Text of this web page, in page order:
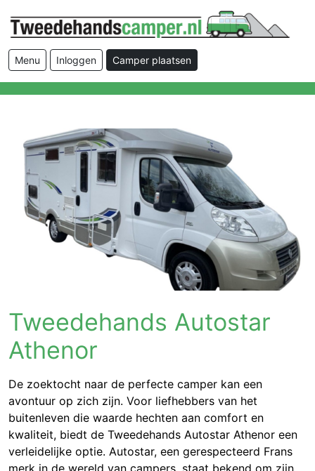
Menu Inloggen Camper plaatsen
Tweedehands Autostar
Athenor
De zoektocht naar de perfecte camper kan een
avontuur op zich zijn. Voor liefhebbers van het
buitenleven die waarde hechten aan comfort en
kwaliteit, biedt de Tweedehands Autostar Athenor een
verleidelijke optie. Autostar, een gerespecteerd Frans